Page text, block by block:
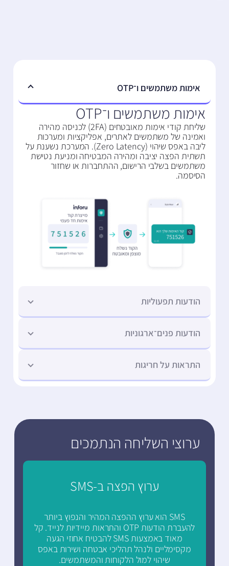
אימות משתמשים ו־OTP
הודעות תפעוליות
הודעות פנים־ארגוניות
התראות על חריגות
אימות משתמשים ו־OTP
שליחת קודי אימות מאובטחים (2FA) לכניסה מהירה
ואמינה של משתמשים לאתרים, אפליקציות ומערכות
ליבה באפס שיהוי (Zero Latency). המערכת נשענת על
תשתית הפצה יציבה ומהירה המבטיחה ומניעת נטישת
משתמשים בשלבי הרישום, ההתחברות או שחזור
הסיסמה.
ערוצי השליחה הנתמכים
ערוץ הפצה ב-SMS
SMS הוא ערוץ ההפצה המהיר והנפוץ ביותר
להעברת הודעות OTP והתראות מיידיות לנייד. קל
מאוד באמצעות SMS להבטיח אחוזי הגעה
מקסימליים ולנהל תהליכי אבטחה ושירות באפס
שיהוי למול הלקוחות והמשתמשים.